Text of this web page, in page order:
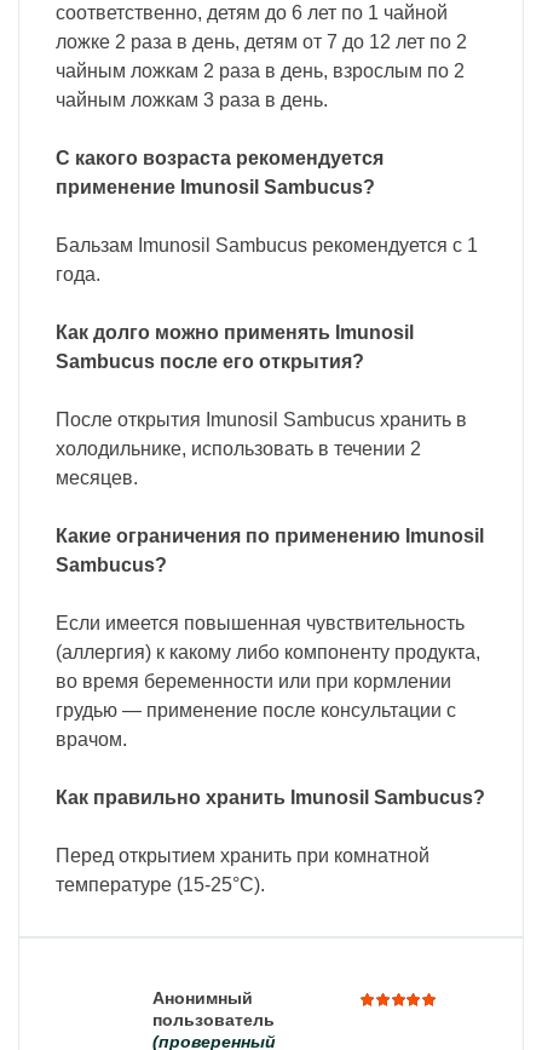
соответственно, детям до 6 лет по 1 чайной
ложке 2 раза в день, детям от 7 до 12 лет по 2
чайным ложкам 2 раза в день, взрослым по 2
чайным ложкам 3 раза в день.
С какого возраста рекомендуется
применение Imunosil Sambucus?
Бальзам Imunosil Sambucus рекомендуется с 1
года.
Как долго можно применять Imunosil
Sambucus после его открытия?
После открытия Imunosil Sambucus хранить в
холодильнике, использовать в течении 2
месяцев.
Какие ограничения по применению Imunosil
Sambucus?
Если имеется повышенная чувствительность
(аллергия) к какому либо компоненту продукта,
во время беременности или при кормлении
грудью — применение после консультации с
врачом.
Как правильно хранить Imunosil Sambucus?
Перед открытием хранить при комнатной
температуре (15-25°C).
Анонимный
пользователь
(проверенный